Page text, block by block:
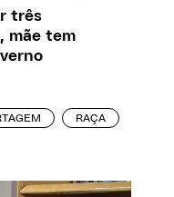
três
mãe tem
RAÇA